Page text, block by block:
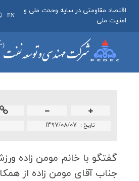
اقتصاد مقاومتی در سایه وحدت ملی و
امنیت ملی
EN
تاريخ : ۱۳۹۷/۰۸/۰۷
گفتگو با خانم مومن زاده
جناب آقای مومن زاده از